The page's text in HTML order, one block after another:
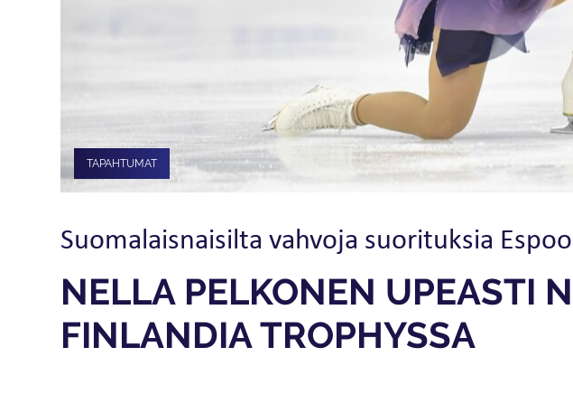
TAPAHTUMAT
Suomalais­naisilta vahvoja suorituksia
NELLA PELKONEN UPEASTI
FINLANDIA TROPHYSSA